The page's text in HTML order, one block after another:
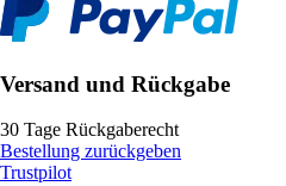
Versand und Rückgabe
30 Tage Rückgaberecht
Bestellung zurückgeben
Trustpilot